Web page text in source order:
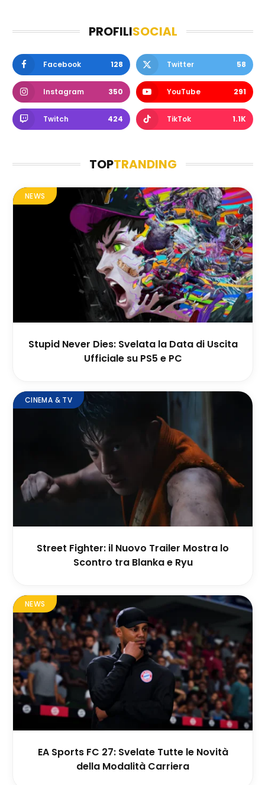
PROFILISOCIAL
Facebook 128 Twitter 58
Instagram 350 YouTube 291
Twitch 424 TikTok 1.1K
TOPTRANDING
NEWS
Stupid Never Dies: Svelata la Data di Uscita
Ufficiale su PS5 e PC
CINEMA & TV
Street Fighter: il Nuovo Trailer Mostra lo
Scontro tra Blanka e Ryu
NEWS
EA Sports FC 27: Svelate Tutte le Novità
della Modalità Carriera